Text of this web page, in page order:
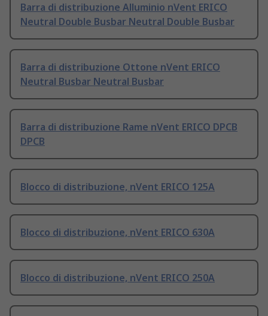
Barra di distribuzione Alluminio nVent ERICO
Neutral Double Busbar Neutral Double Busbar
Barra di distribuzione Ottone nVent ERICO
Neutral Busbar Neutral Busbar
Barra di distribuzione Rame nVent ERICO DPCB
DPCB
Blocco di distribuzione, nVent ERICO 125A
Blocco di distribuzione, nVent ERICO 630A
Blocco di distribuzione, nVent ERICO 250A